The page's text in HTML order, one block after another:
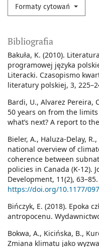
Formaty cytowań
Bibliografia
Bakuła, K. (2010).
programowej języka
Literacki. Czasopismo
literatury polskiej, 3,
Bardi, U., Alvarez Pereira,
50 years on from the
what’s next? A report to
Bieler, A., Haluza-Delay,
national overview of
coherence between
policies in Canada (K-12).
Development, 11(2),
https://doi.org/10.1177/
Bińczyk, E. (2018). Epoka
antropocenu.
Bokwa, A., Kicińska, B.,
Zmiana klimatu jako